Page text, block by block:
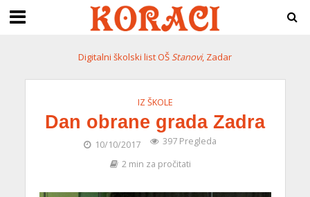
Digitalni školski list OŠStanovi, Zadar
IZ ŠKOLE
Dan obrane grada Zadra
10/10/2017
397 Pregleda
2 min za pročitati